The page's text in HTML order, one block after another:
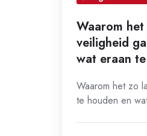
houden
wat
Waarom
veiligheid
wat eraan
Waarom het zo
te houden en